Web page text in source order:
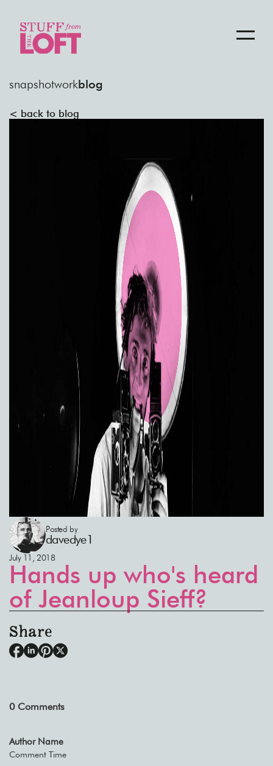
snapshotworkblog
< back to blog
Posted by
davedye1
July 11, 2018
Hands up who's heard
of Jeanloup Sieff?
Share
0Comments
Author Name
Comment Time